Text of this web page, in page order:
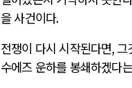
을 사건이다.
전쟁이 다시 시작된다면,그
수에즈 운하를 봉쇄하겠다